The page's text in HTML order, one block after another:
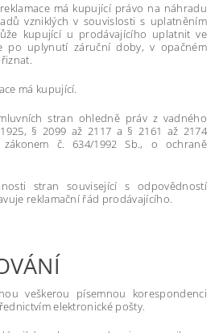
má kupující právo na náhradu
vzniklých v souvislosti s uplatněním
kupující u prodávajícího uplatnit ve
po uplynutí záruční doby, v opačném
má kupující.
stran ohledně práv z vadného
§ 2099 až 2117 a § 2161 až 2174
č. 634/1992 Sb., o ochraně
stran související s odpovědností
reklamační řád prodávajícího.
veškerou písemnou korespondenci
elektronické pošty.